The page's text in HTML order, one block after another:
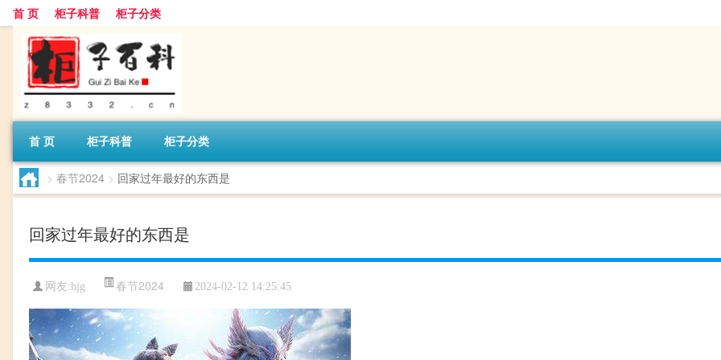
首 页 柜子科普 柜子分类
首 页 柜子科普 柜子分类
> 春节2024 > 回家过年最好的东西是
回家过年最好的东西是
网友:hjg 春节2024 2024-02-12 14:25:45